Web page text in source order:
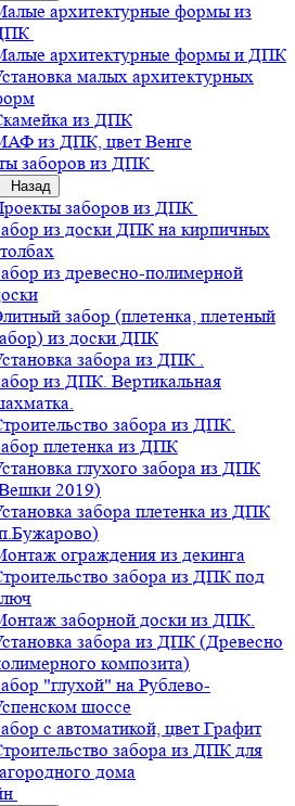
архитектурные формы из
архитектурные формы и ДПК
малых архитектурных
из ДПК
из ДПК, цвет Венге
заборов из ДПК
Назад
заборов из ДПК
из доски ДПК на кирпичных
из древесно-полимерной
забор (плетенка, плетеный
из доски ДПК
забора из ДПК .
из ДПК. Вертикальная
забора из ДПК.
плетенка из ДПК
глухого забора из ДПК
2019)
забора плетенка из ДПК
ограждения из декинга
забора из ДПК под
заборной доски из ДПК.
забора из ДПК (Древесно
композита)
"глухой" на Рублево-
шоссе
с автоматикой, цвет Графит
забора из ДПК для
дома